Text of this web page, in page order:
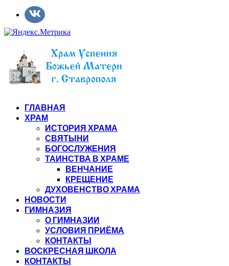
ГЛАВНАЯ
ХРАМ
ИСТОРИЯ ХРАМА
СВЯТЫНИ
БОГОСЛУЖЕНИЯ
ТАИНСТВА В ХРАМЕ
ВЕНЧАНИЕ
КРЕЩЕНИЕ
ДУХОВЕНСТВО ХРАМА
НОВОСТИ
ГИМНАЗИЯ
О ГИМНАЗИИ
УСЛОВИЯ ПРИЁМА
КОНТАКТЫ
ВОСКРЕСНАЯ ШКОЛА
КОНТАКТЫ